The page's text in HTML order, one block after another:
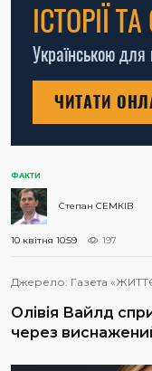
ІСТОРІЇ
Українською для
ЧИТАТИ
ФАКТИ
Степан СЕМКІВ
10 квітня 10:59 197
Джерело: Газета
Олівія Вайлд
через